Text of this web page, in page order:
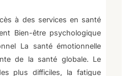
à des services en santé
Bien-être psychologique
La santé émotionnelle
de la santé globale. Le
plus difficiles, la fatigue